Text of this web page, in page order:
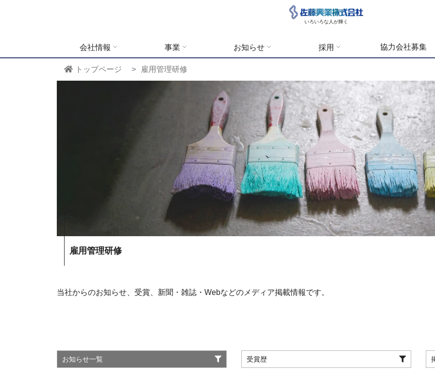
いろいろな人が輝く
会社情報 事業 お知らせ 採用 協力会社募集
トップページ 雇用管理研修
雇用管理研修
当社からのお知らせ、受賞、新聞・雑誌・Webなどのメディア掲載情報です。
お知らせ一覧 受賞歴